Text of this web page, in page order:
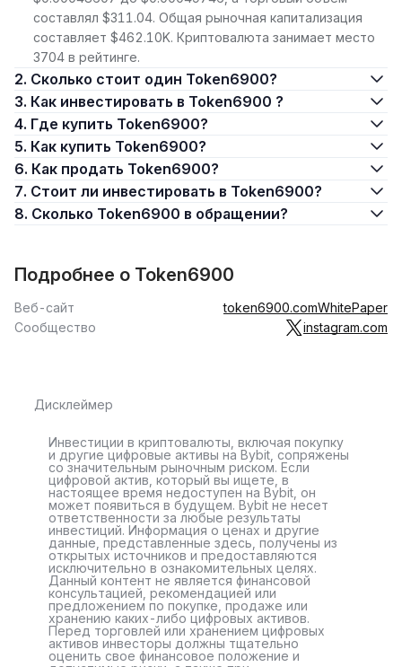
составлял $311.04. Общая рыночная капитализация
составляет $462.10K. Криптовалюта занимает место
3704 в рейтинге.
2. Сколько стоит один Token6900?
3. Как инвестировать в Token6900 ?
4. Где купить Token6900?
5. Как купить Token6900?
6. Как продать Token6900?
7. Стоит ли инвестировать в Token6900?
8. Сколько Token6900 в обращении?
Подробнее о Token6900
Веб-сайт token6900.comWhitePaper
Сообщество
instagram.com
Дисклеймер
Инвестиции в криптовалюты, включая покупку
и другие цифровые активы на Bybit, сопряжены
со значительным рыночным риском. Если
цифровой актив, который вы ищете, в
настоящее время недоступен на Bybit, он
может появиться в будущем. Bybit не несет
ответственности за любые результаты
инвестиций. Информация о ценах и другие
данные, представленные здесь, получены из
открытых источников и предоставляются
исключительно в ознакомительных целях.
Данный контент не является финансовой
консультацией, рекомендацией или
предложением по покупке, продаже или
хранению каких-либо цифровых активов.
Перед торговлей или хранением цифровых
активов инвесторы должны тщательно
оценить свое финансовое положение и